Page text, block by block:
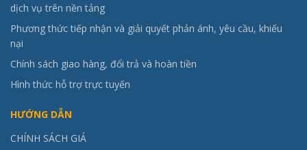
dịch vụ trên nền tảng
Phương thức tiếp nhận và giải quyết phản ánh, yêu cầu, khiếu
nại
Chính sách giao hàng, đổi trả và hoàn tiền
Hình thức hỗ trợ trực tuyến
HƯỚNG DẪN
CHÍNH SÁCH GIÁ